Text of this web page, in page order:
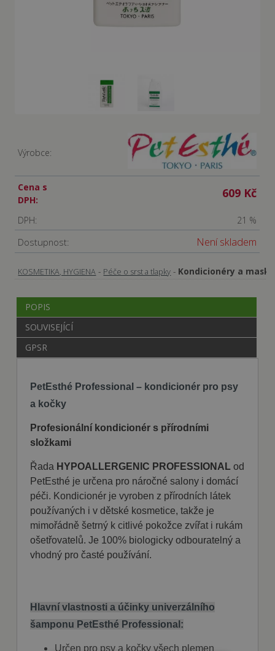
Výrobce:
Cena s
DPH:
609 Kč
DPH: 21 %
Dostupnost: Není skladem
KOSMETIKA, HYGIENA - Péče o srst a tlapky - Kondicionéry a masky
POPIS
SOUVISEJÍCÍ
GPSR
PetEsthé Professional – kondicionér pro psy
a kočky
Profesionální kondicionér s přírodními
složkami
Řada HYPOALLERGENIC PROFESSIONAL od
PetEsthé je určena pro náročné salony i domácí
péči. Kondicionér je vyroben z přírodních látek
používaných i v dětské kosmetice, takže je
mimořádně šetrný k citlivé pokožce zvířat i rukám
ošetřovatelů. Je 100% biologicky odbouratelný a
vhodný pro časté používání.
Hlavní vlastnosti a účinky univerzálního
šamponu PetEsthé Professional:
Určen pro psy a kočky všech plemen